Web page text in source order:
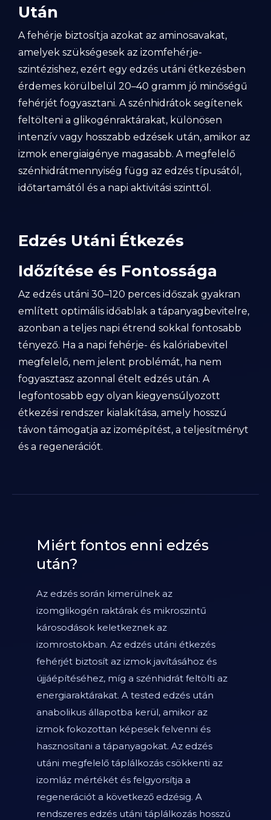
Után
A fehérje biztosítja azokat az aminosavakat,
amelyek szükségesek az izomfehérje-
szintézishez, ezért egy edzés utáni étkezésben
érdemes körülbelül 20–40 gramm jó minőségű
fehérjét fogyasztani. A szénhidrátok segítenek
feltölteni a glikogénraktárakat, különösen
intenzív vagy hosszabb edzések után, amikor az
izmok energiaigénye magasabb. A megfelelő
szénhidrátmennyiség függ az edzés típusától,
időtartamától és a napi aktivitási szinttől.
Edzés Utáni Étkezés
Időzítése és Fontossága
Az edzés utáni 30–120 perces időszak gyakran
említett optimális időablak a tápanyagbevitelre,
azonban a teljes napi étrend sokkal fontosabb
tényező. Ha a napi fehérje- és kalóriabevitel
megfelelő, nem jelent problémát, ha nem
fogyasztasz azonnal ételt edzés után. A
legfontosabb egy olyan kiegyensúlyozott
étkezési rendszer kialakítása, amely hosszú
távon támogatja az izomépítést, a teljesítményt
és a regenerációt.
Miért fontos enni edzés
után?
Az edzés során kimerülnek az
izomglikogén raktárak és mikroszintű
károsodások keletkeznek az
izomrostokban. Az edzés utáni étkezés
fehérjét biztosít az izmok javításához és
újjáépítéséhez, míg a szénhidrát feltölti az
energiaraktárakat. A tested edzés után
anabolikus állapotba kerül, amikor az
izmok fokozottan képesek felvenni és
hasznosítani a tápanyagokat. Az edzés
utáni megfelelő táplálkozás csökkenti az
izomláz mértékét és felgyorsítja a
regenerációt a következő edzésig. A
rendszeres edzés utáni táplálkozás hosszú